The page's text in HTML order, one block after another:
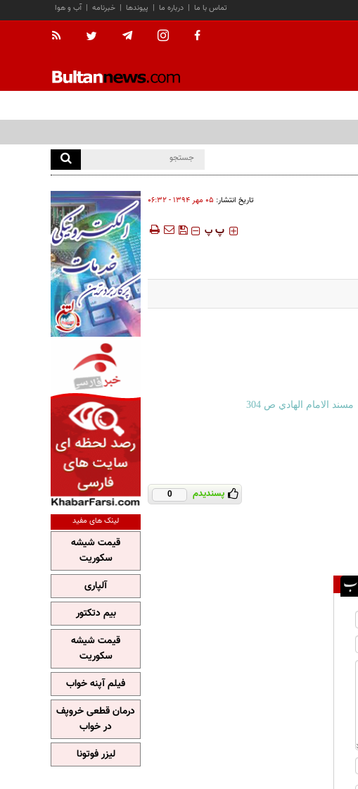
آب و هوا | خبرنامه | پیوندها | درباره ما | تماس با ما
تاریخ انتشار: ۰۵ مهر ۱۳۹۴ - ۰۶:۳۲
‍‍‍ پ پ
مسند الامام الهادي ص 304
پسندیدم 0
لینک های مفید
قیمت شیشه
سکوریت
آلپاری
بیم دتکتور
قیمت شیشه
سکوریت
فیلم آپنه خواب
درمان قطعی خروپف
در خواب
لیزر فوتونا